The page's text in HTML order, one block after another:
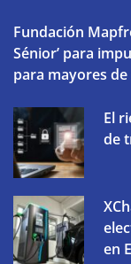
Fundación
Sénior’ para
para mayores de
El
de
en